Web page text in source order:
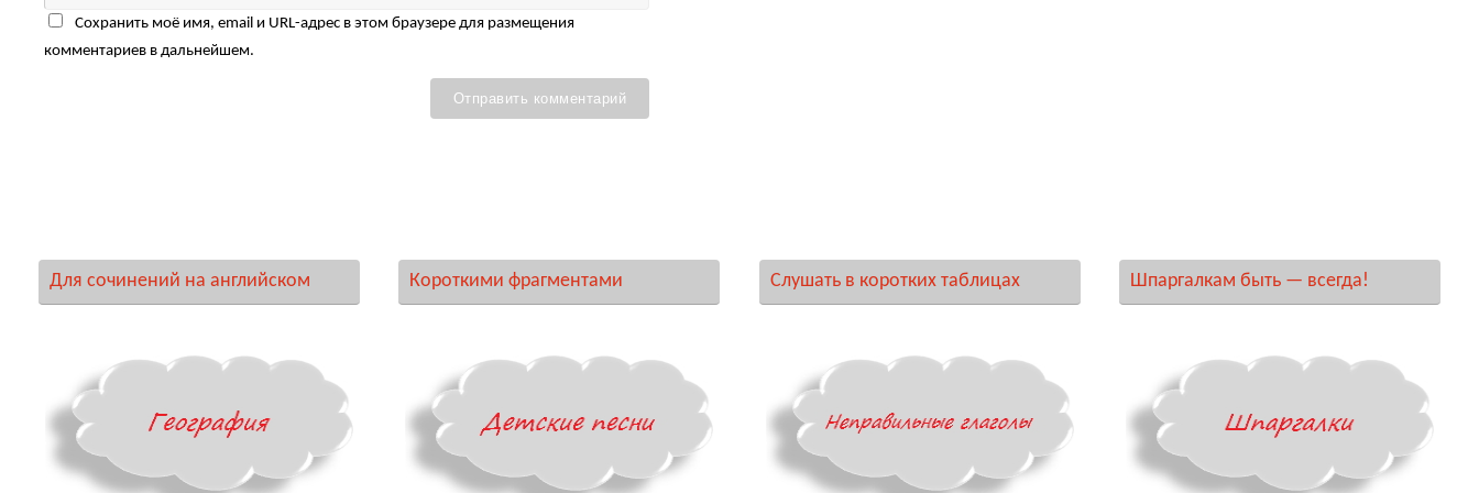
Сохранить моё имя, email и URL-адрес в этом браузере для размещения
комментариев в дальнейшем.
Для сочинений на английском Короткими фрагментами Слушать в коротких таблицах Шпаргалкам быть — всегда!